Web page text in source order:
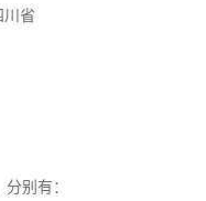
川省
别有：